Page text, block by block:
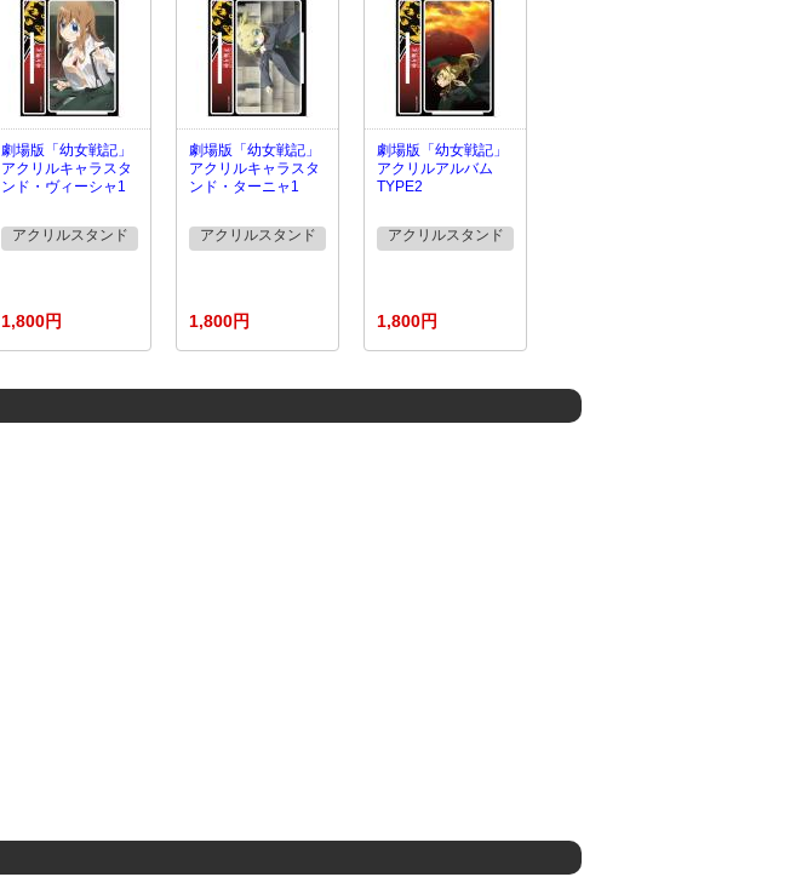
劇場版「幼女戦記」
アクリルキャラスタ
ンド・ヴィーシャ1
アクリルスタンド
1,800円
劇場版「幼女戦記」
アクリルキャラスタ
ンド・ターニャ1
アクリルスタンド
1,800円
劇場版「幼女戦記」
アクリルアルバム
TYPE2
アクリルスタンド
1,800円